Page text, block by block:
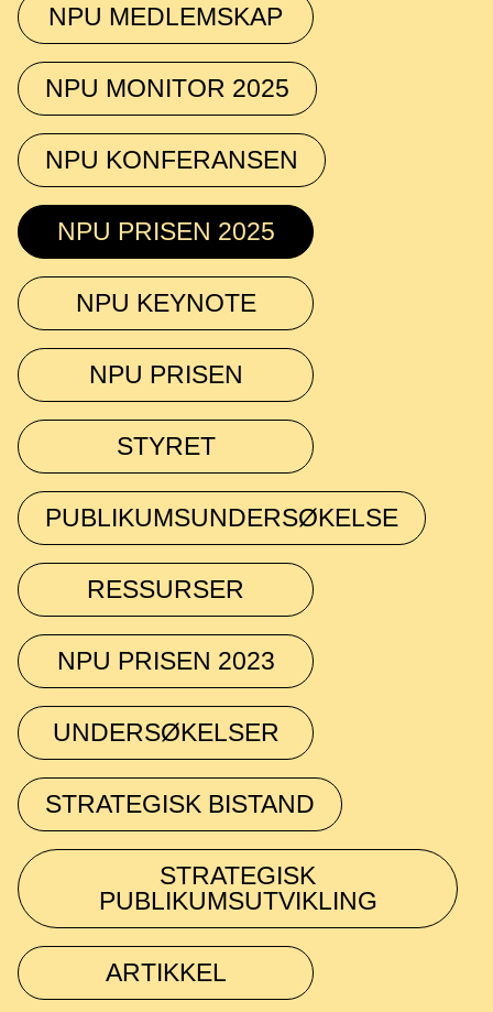
NPU MEDLEMSKAP
NPU MONITOR 2025
NPU KONFERANSEN
NPU PRISEN 2025
NPU KEYNOTE
NPU PRISEN
STYRET
PUBLIKUMSUNDERSØKELSE
RESSURSER
NPU PRISEN 2023
UNDERSØKELSER
STRATEGISK BISTAND
STRATEGISK
PUBLIKUMSUTVIKLING
ARTIKKEL